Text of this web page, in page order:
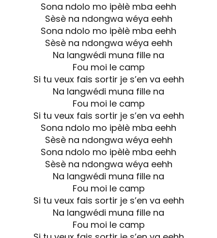
Sona ndolo mo ipèlè mba eehh
Sèsè na ndongwa wéya eehh
Sona ndolo mo ipèlè mba eehh
Sèsè na ndongwa wéya eehh
Na langwédi muna fille na
Fou moi le camp
Si tu veux fais sortir je s’en va eehh
Na langwédi muna fille na
Fou moi le camp
Si tu veux fais sortir je s’en va eehh
Sona ndolo mo ipèlè mba eehh
Sèsè na ndongwa wéya eehh
Sona ndolo mo ipèlè mba eehh
Sèsè na ndongwa wéya eehh
Na langwédi muna fille na
Fou moi le camp
Si tu veux fais sortir je s’en va eehh
Na langwédi muna fille na
Fou moi le camp